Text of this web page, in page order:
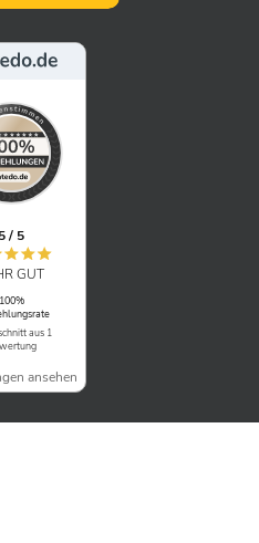
5 / 5
GUT
100%
aus 1
ansehen